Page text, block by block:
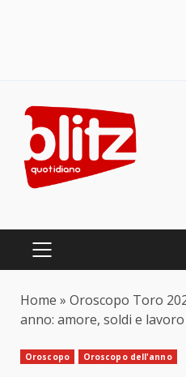
content
PRIMARY
Home » Oroscopo Toro
anno: amore, soldi e
Oroscopo Oroscopo dell'anno